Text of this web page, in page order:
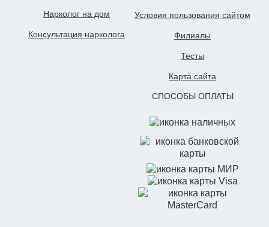
Нарколог на дом
Консультация нарколога
Условия пользования сайтом
Филиалы
Тесты
Карта сайта
СПОСОБЫ ОПЛАТЫ